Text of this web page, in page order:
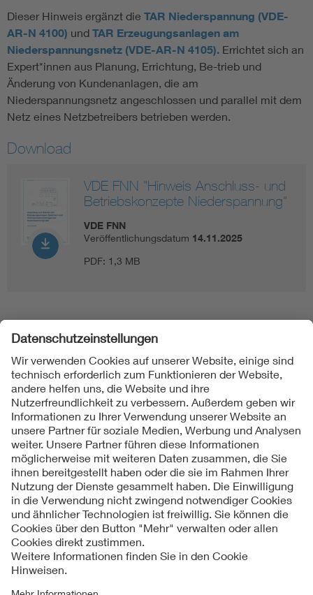
Dieser Hinweis ergänzt die TAR Niederspannung (VDE-
AR-N 4100) und TAR Erzeugungsanlagen am
Niederspannungsnetz (VDE-AR-N 4105). Errichtet sich an
Expert*innen aus Planung, Errichtung, Be-trieb und
Änderung von Kundenanlagen, die am
Niederspannungsnetz angeschlossen und parallel mit dem
Netz eines Netzbetreibers betrieben werden.
Download
VDE FNN "Hinweis Anschluss- und
Betriebskonzepte Niederspannung"
VDE FNN
Veröffentlichungsdatum 14.11.2025
PDF: 1,3 MB
Folgen Sie uns
Kontakte
Service
Impressum
Datenschutzinformationen